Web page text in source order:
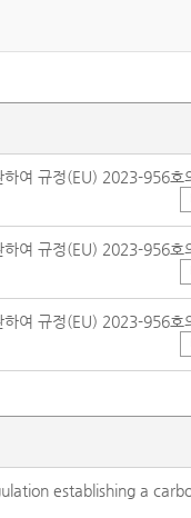
여 규정(EU) 2023-956호
여 규정(EU) 2023-956호
여 규정(EU) 2023-956호
establishing a